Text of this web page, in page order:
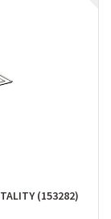
(153282)